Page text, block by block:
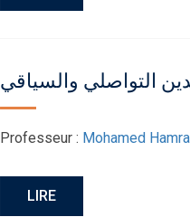
التواصلي والسياقي
Professeur : Mohamed
LIRE